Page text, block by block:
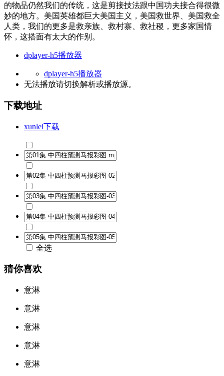
的物品仍然我们的传统，这是剪接技法跟中国功夫接合得很微
妙的地方。美国英雄都巨大美国主义，美国救世界、美国救全
人类，我们的更多是救亲族、救村寨、救社稷，更多家国情
怀，这搭面有太大的作别。
dplayer-h5播放器
dplayer-h5播放器
无法播放请切换解析或播放源。
下载地址
xunlei下载
全选
猜你喜欢
意淋
意淋
意淋
意淋
意淋